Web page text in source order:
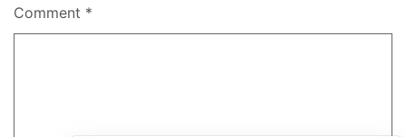
Comment *